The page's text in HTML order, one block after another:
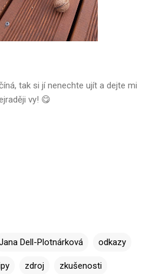
tak si jí nenechte ujít a dejte mi
vy! 😋
Dell-Plotnárková odkazy
zdroj zkušenosti